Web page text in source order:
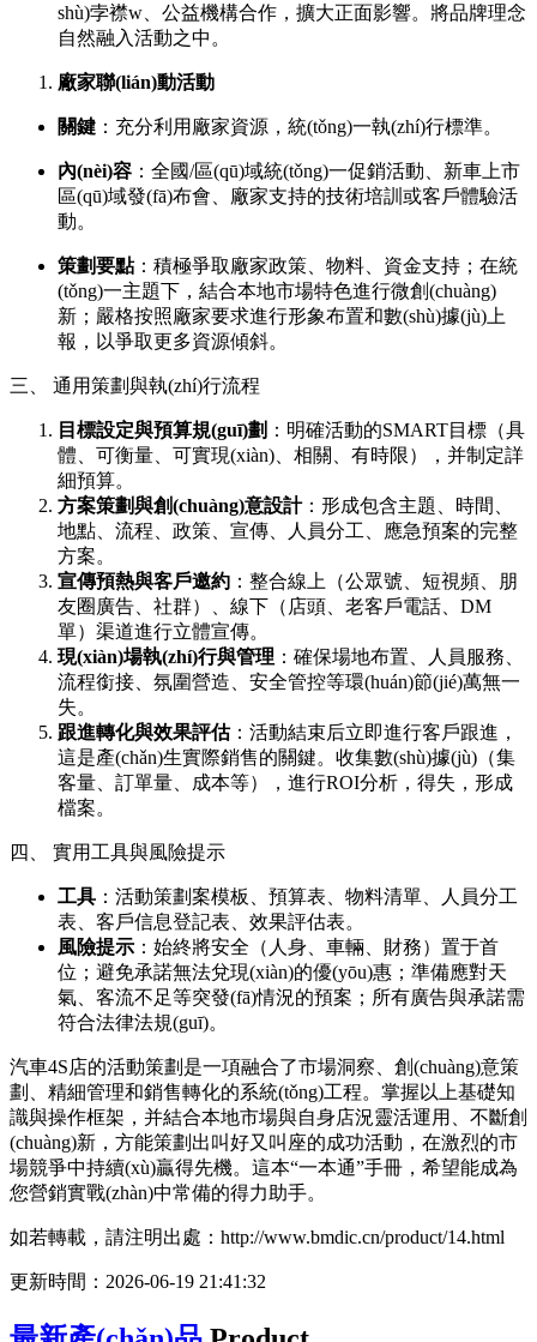
shù)孛襟w、公益機構合作，擴大正面影響。將品牌理念
自然融入活動之中。
廠家聯(lián)動活動
關鍵 ：充分利用廠家資源，統(tǒng)一執(zhí)行標準。
內(nèi)容 ：全國/區(qū)域統(tǒng)一促銷活動、新車上市
區(qū)域發(fā)布會、廠家支持的技術培訓或客戶體驗活
動。
策劃要點：積極爭取廠家政策、物料、資金支持；在統
(tǒng)一主題下，結合本地市場特色進行微創(chuàng)
新；嚴格按照廠家要求進行形象布置和數(shù)據(jù)上
報，以爭取更多資源傾斜。
三、 通用策劃與執(zhí)行流程
目標設定與預算規(guī)劃 ：明確活動的SMART目標（具
體、可衡量、可實現(xiàn)、相關、有時限），并制定詳
細預算。
方案策劃與創(chuàng)意設計：形成包含主題、時間、
地點、流程、政策、宣傳、人員分工、應急預案的完整
方案。
宣傳預熱與客戶邀約 ：整合線上（公眾號、短視頻、朋
友圈廣告、社群）、線下（店頭、老客戶電話、DM
單）渠道進行立體宣傳。
現(xiàn)場執(zhí)行與管理 ：確保場地布置、人員服務、
流程銜接、氛圍營造、安全管控等環(huán)節(jié)萬無一
失。
跟進轉化與效果評估：活動結束后立即進行客戶跟進，
這是產(chǎn)生實際銷售的關鍵。收集數(shù)據(jù)（集
客量、訂單量、成本等），進行ROI分析，得失，形成
檔案。
四、 實用工具與風險提示
工具 ：活動策劃案模板、預算表、物料清單、人員分工
表、客戶信息登記表、效果評估表。
風險提示 ：始終將安全（人身、車輛、財務）置于首
位；避免承諾無法兌現(xiàn)的優(yōu)惠；準備應對天
氣、客流不足等突發(fā)情況的預案；所有廣告與承諾需
符合法律法規(guī)。
汽車4S店的活動策劃是一項融合了市場洞察、創(chuàng)意策
劃、精細管理和銷售轉化的系統(tǒng)工程。掌握以上基礎知
識與操作框架，并結合本地市場與自身店況靈活運用、不斷創
(chuàng)新，方能策劃出叫好又叫座的成功活動，在激烈的市
場競爭中持續(xù)贏得先機。這本“一本通”手冊，希望能成為
您營銷實戰(zhàn)中常備的得力助手。
如若轉載，請注明出處：http://www.bmdic.cn/product/14.html
更新時間：2026-06-19 21:41:32